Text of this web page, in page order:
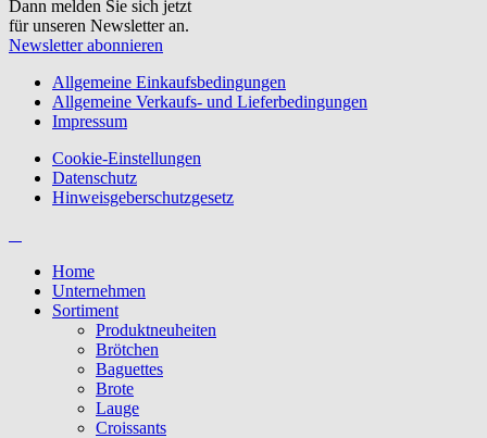
Dann melden Sie sich jetzt
für unseren Newsletter an.
Newsletter abonnieren
Allgemeine Einkaufsbedingungen
Allgemeine Verkaufs- und Lieferbedingungen
Impressum
Cookie-Einstellungen
Datenschutz
Hinweisgeberschutzgesetz
Home
Unternehmen
Sortiment
Produktneuheiten
Brötchen
Baguettes
Brote
Lauge
Croissants